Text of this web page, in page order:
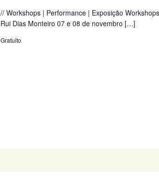
// Workshops | Performance | Exposição
Rui Dias Monteiro 07 e 08 de novembro […]
Gratuito